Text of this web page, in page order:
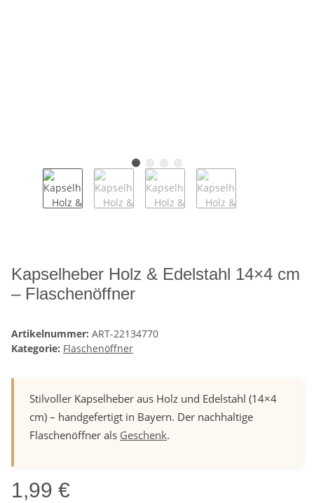
Kapselheber Holz & Edelstahl 14×4 cm
– Flaschenöffner
Artikelnummer: ART-22134770
Kategorie: Flaschenöffner
Stilvoller Kapselheber aus Holz und Edelstahl (14×4
cm) – handgefertigt in Bayern. Der nachhaltige
Flaschenöffner als Geschenk.
1,99 €